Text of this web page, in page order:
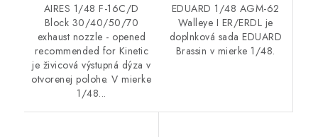
AIRES 1/48 F-16C/D
Block 30/40/50/70
exhaust nozzle - opened
recommended for Kinetic
je živicová výstupná dýza v
otvorenej polohe. V mierke
1/48...
EDUARD 1/48 AGM-62
Walleye I ER/ERDL je
doplnková sada EDUARD
Brassin v mierke 1/48.